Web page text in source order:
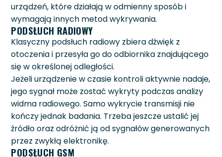
urządzeń, które działają w odmienny sposób i
wymagają innych metod wykrywania.
PODSŁUCH RADIOWY
Klasyczny podsłuch radiowy zbiera dźwięk z
otoczenia i przesyła go do odbiornika znajdującego
się w określonej odległości.
Jeżeli urządzenie w czasie kontroli aktywnie nadaje,
jego sygnał może zostać wykryty podczas analizy
widma radiowego. Samo wykrycie transmisji nie
kończy jednak badania. Trzeba jeszcze ustalić jej
źródło oraz odróżnić ją od sygnałów generowanych
przez zwykłą elektronikę.
PODSŁUCH GSM